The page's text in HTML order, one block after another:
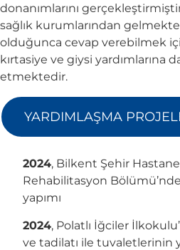
donanımlarını
sağlık kurumlarından
olduğunca cevap verebilmek
kırtasiye ve giysi yardımlarına
etmektedir.
YARDIMLAŞMA
2024, Bilkent Şehir
Rehabilitasyon
yapımı
2024, Polatlı İğciler
ve tadilatı ile tuvaletlerinin